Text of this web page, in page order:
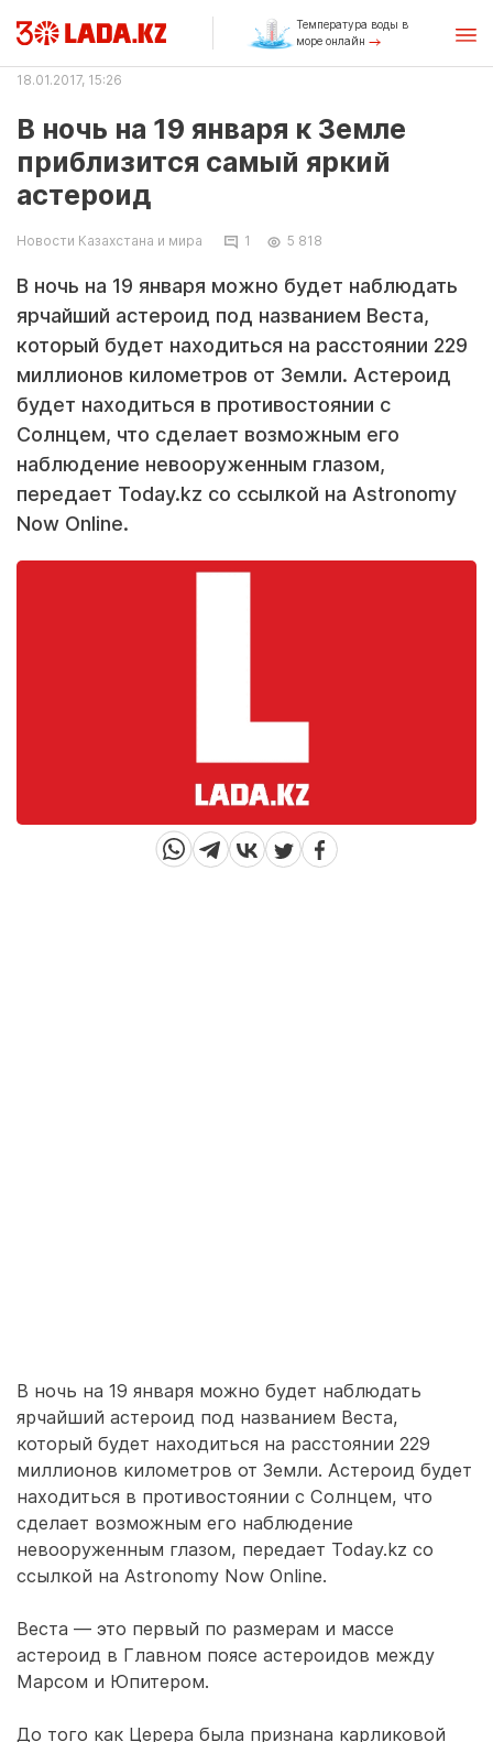
Температура воды в
море онлайн
18.01.2017, 15:26
В ночь на 19 января к Земле
приблизится самый яркий
астероид
Новости Казахстана и мира 1 5 818
В ночь на 19 января можно будет наблюдать
ярчайший астероид под названием Веста,
который будет находиться на расстоянии 229
миллионов километров от Земли. Астероид
будет находиться в противостоянии с
Солнцем, что сделает возможным его
наблюдение невооруженным глазом,
передает Today.kz со ссылкой на Astronomy
Now Online.
В ночь на 19 января можно будет наблюдать
ярчайший астероид под названием Веста,
который будет находиться на расстоянии 229
миллионов километров от Земли. Астероид будет
находиться в противостоянии с Солнцем, что
сделает возможным его наблюдение
невооруженным глазом, передает Today.kz со
ссылкой на Astronomy Now Online.
Веста — это первый по размерам и массе
астероид в Главном поясе астероидов между
Марсом и Юпитером.
До того как Церера была признана карликовой